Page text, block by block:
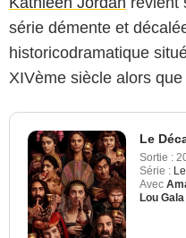
série démente et
historicodramatique
XIVème siècle alors
Le
Sortie :
Série :
Avec
Lou Gala